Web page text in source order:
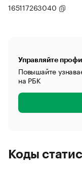
165117263040
Управляйте
Повышайте
на РБК
Коды